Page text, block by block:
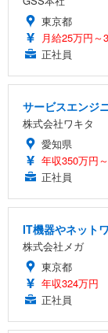
東京都
月給25万円～
正社員
サービスエンジ
株式会社ワキタ
愛知県
年収350万円
正社員
IT機器やネット
株式会社メガ
東京都
年収324万円
正社員